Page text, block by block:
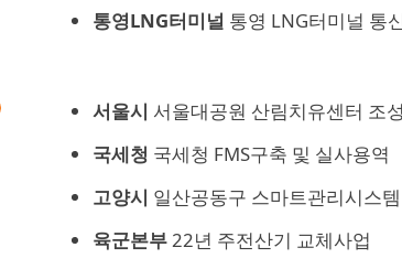
통영LNG터미널 통영 LNG터미널 통
서울시 서울대공원 산림치유센터 조
국세청 국세청 FMS구축 및 실사용역
고양시 일산공동구 스마트관리시스
육군본부22년 주전산기 교체사업